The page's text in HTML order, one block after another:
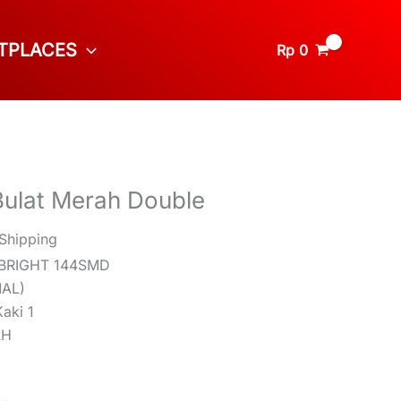
Rp 0
Merah Double
144SMD
1